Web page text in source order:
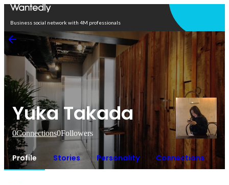
Business social network with 4M professionals
Yuka Takada
0Connections0Followers
Profile Stories Personality Connections